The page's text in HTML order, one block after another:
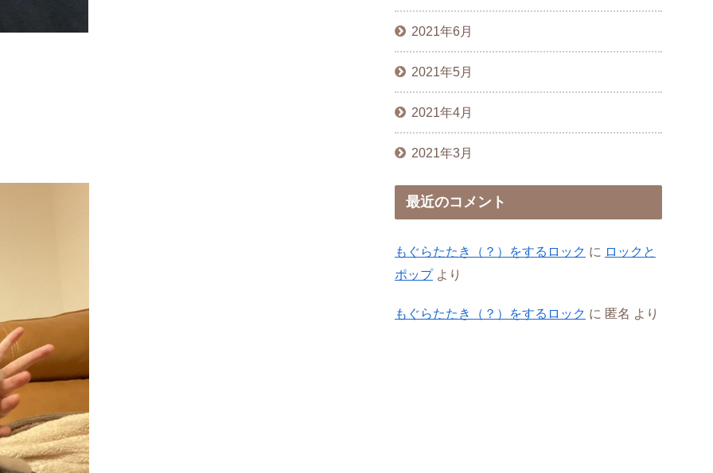
2021年6月
2021年5月
2021年4月
2021年3月
最近のコメント
もぐらたたき（？）をするロック に ロックと
ポップより
もぐらたたき（？）をするロック に 匿名 より